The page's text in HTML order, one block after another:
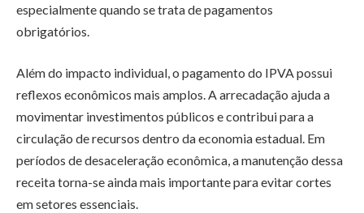
especialmente quando se trata de pagamentos
obrigatórios.
Além do impacto individual, o pagamento do IPVA possui
reflexos econômicos mais amplos. A arrecadação ajuda a
movimentar investimentos públicos e contribui para a
circulação de recursos dentro da economia estadual. Em
períodos de desaceleração econômica, a manutenção dessa
receita torna-se ainda mais importante para evitar cortes
em setores essenciais.